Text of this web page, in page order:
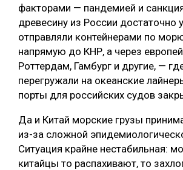
факторами — пандемией и
древесину из России достаточно
отправляли контейнерами по
напрямую до КНР, а через
Роттердам, Гамбург и другие, —
перегружали на океанские
порты для российских судов
Да и Китай морские грузы
из-за сложной
Ситуация крайне нестабильная:
китайцы то распахивают, то